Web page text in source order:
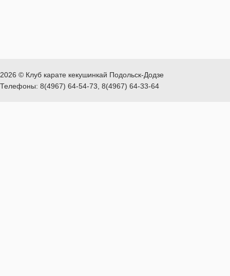
2026 © Клуб карате кекушинкай Подольск-Додзе
Телефоны: 8(4967) 64-54-73, 8(4967) 64-33-64